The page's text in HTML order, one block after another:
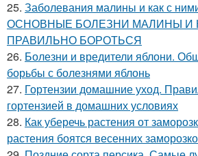
25. Заболевания малины и как с
ОСНОВНЫЕ БОЛЕЗНИ МАЛИНЫ И
ПРАВИЛЬНО БОРОТЬСЯ
26. Болезни и вредители яблони.
борьбы с болезнями яблонь
27. Гортензии домашние уход.
гортензией в домашних условиях
28. Как уберечь растения от
растения боятся весенних